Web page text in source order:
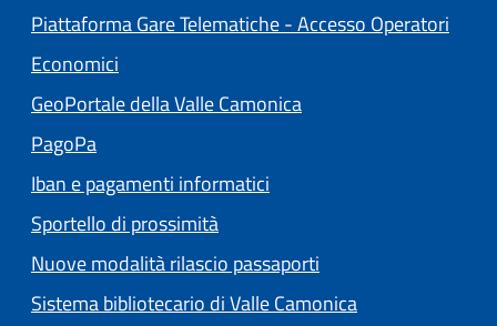
Piattaforma Gare Telematiche - Accesso Operatori
Economici
GeoPortale della Valle Camonica
PagoPa
Iban e pagamenti informatici
Sportello di prossimità
Nuove modalità rilascio passaporti
Sistema bibliotecario di Valle Camonica